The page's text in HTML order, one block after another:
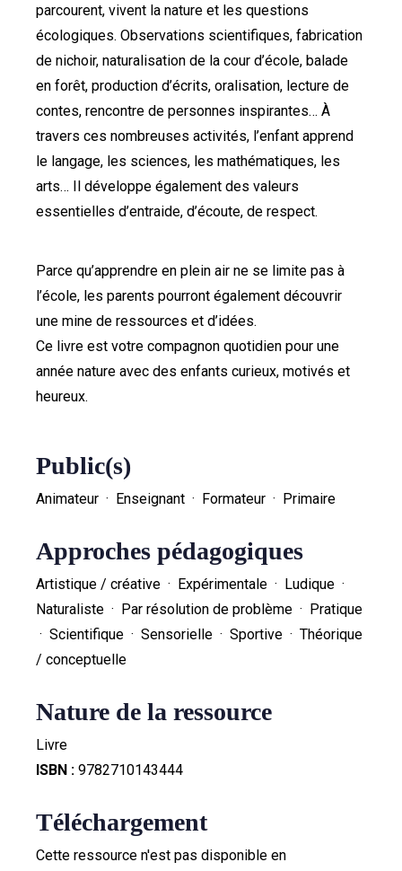
parcourent, vivent la nature et les questions
écologiques. Observations scientifiques, fabrication
de nichoir, naturalisation de la cour d’école, balade
en forêt, production d’écrits, oralisation, lecture de
contes, rencontre de personnes inspirantes… À
travers ces nombreuses activités, l’enfant apprend
le langage, les sciences, les mathématiques, les
arts… Il développe également des valeurs
essentielles d’entraide, d’écoute, de respect.
Parce qu’apprendre en plein air ne se limite pas à
l’école, les parents pourront également découvrir
une mine de ressources et d’idées.
Ce livre est votre compagnon quotidien pour une
année nature avec des enfants curieux, motivés et
heureux.
Public(s)
Animateur · Enseignant · Formateur · Primaire
Approches pédagogiques
Artistique / créative · Expérimentale · Ludique ·
Naturaliste · Par résolution de problème · Pratique
· Scientifique · Sensorielle · Sportive · Théorique
/ conceptuelle
Nature de la ressource
Livre
ISBN : 9782710143444
Téléchargement
Cette ressource n'est pas disponible en